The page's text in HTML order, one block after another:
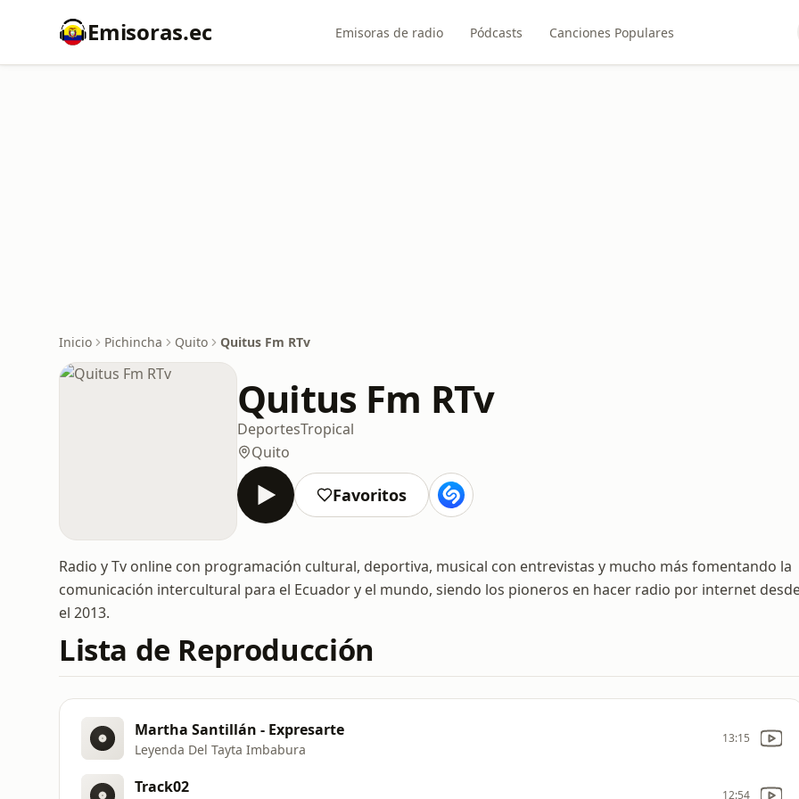
Emisoras.ec Emisoras de radio Pódcasts Canciones Populares
Inicio Pichincha Quito Quitus Fm RTv
Quitus Fm RTv
DeportesTropical
Quito
Favoritos
Radio y Tv online con programación cultural, deportiva, musical con entrevistas y mucho más fomentando la
comunicación intercultural para el Ecuador y el mundo, siendo los pioneros en hacer radio por internet
el 2013.
Lista de Reproducción
Martha Santillán - Expresarte
Leyenda Del Tayta Imbabura
13:15
Track02 12:54